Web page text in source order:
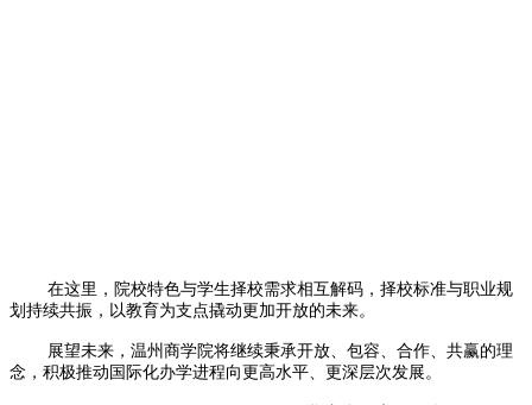
在这里，院校特色与学生择校需求相互解码，择校标准与职业规
划持续共振，以教育为支点撬动更加开放的未来。
展望未来，温州商学院将继续秉承开放、包容、合作、共赢的理
念，积极推动国际化办学进程向更高水平、更深层次发展。